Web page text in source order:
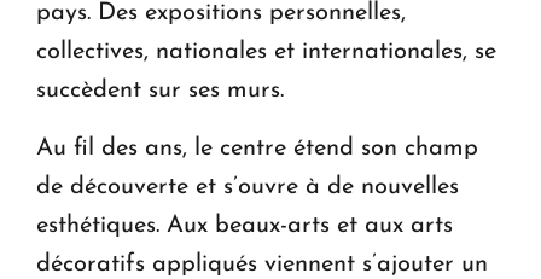
pays. Des expositions personnelles,
collectives, nationales et internationales, se
succèdent sur ses murs.
Au fil des ans, le centre étend son champ
de découverte et s’ouvre à de nouvelles
esthétiques. Aux beaux-arts et aux arts
décoratifs appliqués viennent s’ajouter un